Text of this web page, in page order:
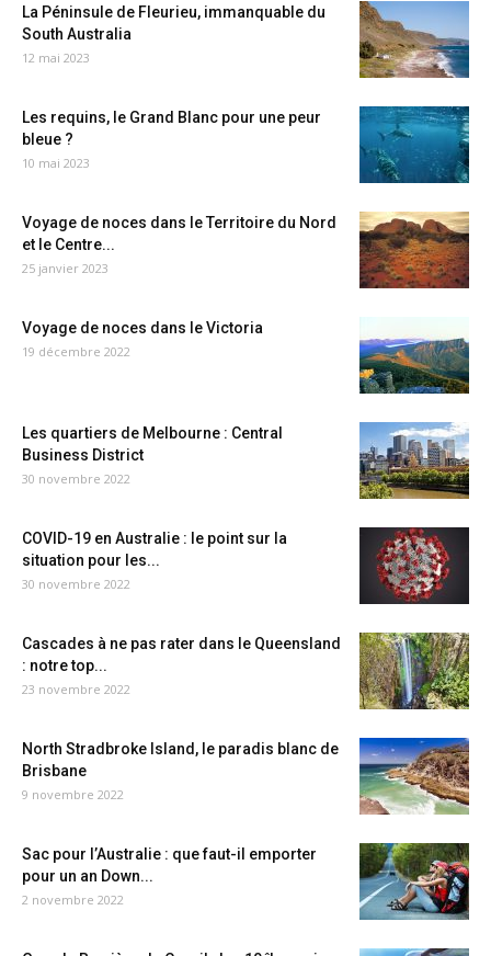
La Péninsule de Fleurieu, immanquable du
South Australia
12 mai 2023
Les requins, le Grand Blanc pour une peur
bleue ?
10 mai 2023
Voyage de noces dans le Territoire du Nord
et le Centre...
25 janvier 2023
Voyage de noces dans le Victoria
19 décembre 2022
Les quartiers de Melbourne : Central
Business District
30 novembre 2022
COVID-19 en Australie : le point sur la
situation pour les...
30 novembre 2022
Cascades à ne pas rater dans le Queensland
: notre top...
23 novembre 2022
North Stradbroke Island, le paradis blanc de
Brisbane
9 novembre 2022
Sac pour l’Australie : que faut-il emporter
pour un an Down...
2 novembre 2022